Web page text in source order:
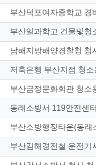
부산덕포여자중학교 경
부산일과학고 건물및청
남해지방해양경찰청 청
저축은행 부산지점 청
부산금정문화회관 청소
동래소방서 119안전센
부산소방행정타운(동래
부산김해경전철 운전기